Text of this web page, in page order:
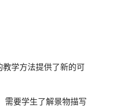
学方法提供了新的可
需要学生了解景物描写